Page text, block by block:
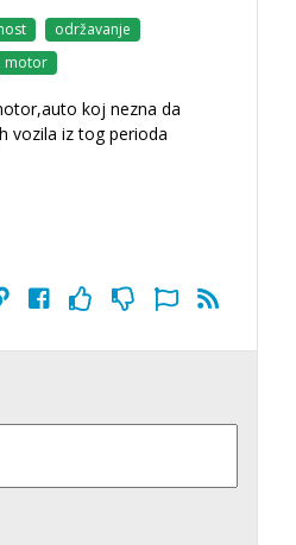
održavanje
motor
koj nezna da
vozila iz tog perioda